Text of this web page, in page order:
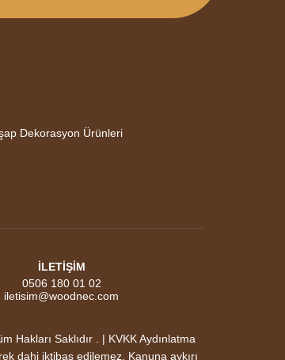
Dekorasyon Ürünleri
İLETİŞİM
0506 180 01 02
iletisim@woodnec.com
Hakları Saklıdır . | KVKK Aydınlatma
dahi iktibas edilemez. Kanuna aykırı